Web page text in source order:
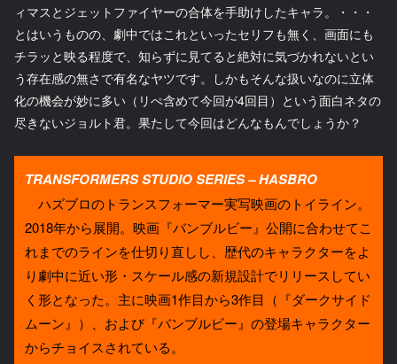
ィマスとジェットファイヤーの合体を手助けしたキャラ。・・・
とはいうものの、劇中ではこれといったセリフも無く、画面にも
チラッと映る程度で、知らずに見てると絶対に気づかれないとい
う存在感の無さで有名なヤツです。しかもそんな扱いなのに立体
化の機会が妙に多い（リぺ含めて今回が4回目）という面白ネタの
尽きないジョルト君。果たして今回はどんなもんでしょうか？
TRANSFORMERS STUDIO SERIES – HASBRO
ハズブロのトランスフォーマー実写映画のトイライン。
2018年から展開。映画『バンブルビー』公開に合わせてこ
れまでのラインを仕切り直しし、歴代のキャラクターをよ
り劇中に近い形・スケール感の新規設計でリリースしてい
く形となった。主に映画1作目から3作目（『ダークサイド
ムーン』）、および『バンブルビー』の登場キャラクター
からチョイスされている。